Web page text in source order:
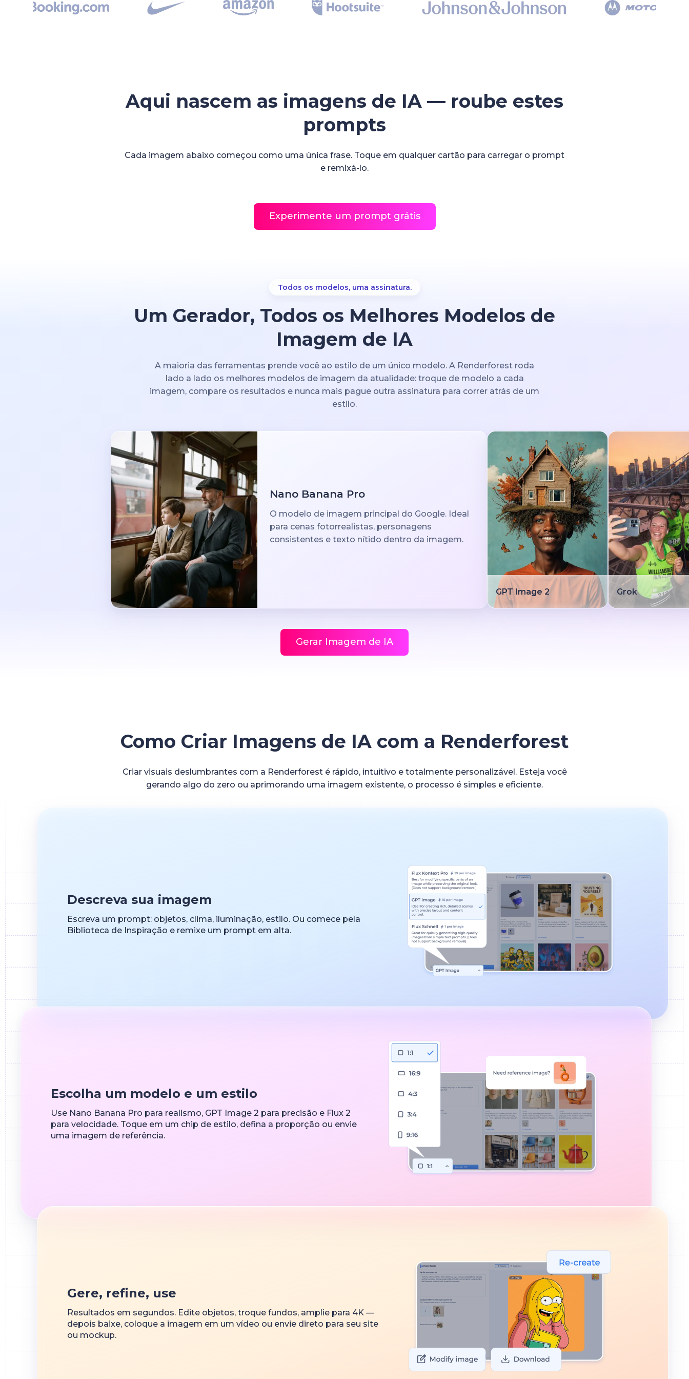
Aqui nascem as imagens de IA — roube estes
prompts
Cada imagem abaixo começou como uma única frase. Toque em qualquer cartão para carregar o prompt
e remixá-lo.
Experimente um prompt grátis
Todos os modelos, uma assinatura.
Um Gerador, Todos os Melhores Modelos de
Imagem de IA
A maioria das ferramentas prende você ao estilo de um único modelo. A Renderforest roda
lado a lado os melhores modelos de imagem da atualidade: troque de modelo a cada
imagem, compare os resultados e nunca mais pague outra assinatura para correr atrás de um
estilo.
Nano Banana Pro
O modelo de imagem principal do Google. Ideal
para cenas fotorrealistas, personagens
consistentes e texto nítido dentro da imagem.
GPT Image 2 Grok
Gerar Imagem de IA
Como Criar Imagens de IA com a Renderforest
Criar visuais deslumbrantes com a Renderforest é rápido, intuitivo e totalmente personalizável. Esteja você
gerando algo do zero ou aprimorando uma imagem existente, o processo é simples e eficiente.
Descreva sua imagem
Escreva um prompt: objetos, clima, iluminação, estilo. Ou comece pela
Biblioteca de Inspiração e remixe um prompt em alta.
Escolha um modelo e um estilo
Use Nano Banana Pro para realismo, GPT Image 2 para precisão e Flux 2
para velocidade. Toque em um chip de estilo, defina a proporção ou envie
uma imagem de referência.
Gere, refine, use
Resultados em segundos. Edite objetos, troque fundos, amplie para 4K —
depois baixe, coloque a imagem em um vídeo ou envie direto para seu site
ou mockup.